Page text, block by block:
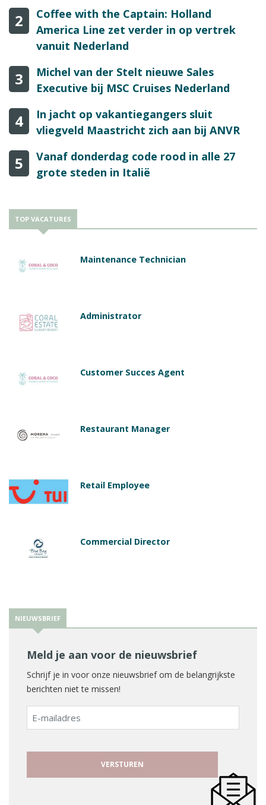
2
Coffee with the Captain: Holland
America Line zet verder in op vertrek
vanuit Nederland
3
Michel van der Stelt nieuwe Sales
Executive bij MSC Cruises Nederland
4
In jacht op vakantiegangers sluit
vliegveld Maastricht zich aan bij ANVR
5
Vanaf donderdag code rood in alle 27
grote steden in Italië
TOP VACATURES
Maintenance Technician
Administrator
Customer Succes Agent
Restaurant Manager
Retail Employee
Commercial Director
NIEUWSBRIEF
Meld je aan voor de nieuwsbrief
Schrijf je in voor onze nieuwsbrief om de belangrijkste
berichten niet te missen!
E-
mailadres